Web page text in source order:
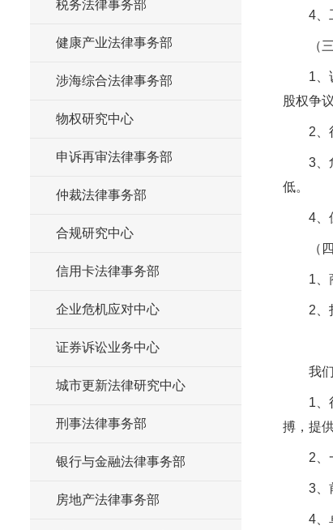
税务法律事务部
健康产业法律事务部
涉海综合法律事务部
物权研究中心
申诉再审法律事务部
仲裁法律事务部
合规研究中心
信用卡法律事务部
企业危机应对中心
证券诉讼业务中心
城市更新法律研究中心
刑事法律事务部
银行与金融法律事务部
房地产法律事务部
4、
（
1、
股权争
2、
3、
低。
4、
（
1、
2、
我
1、
搏，提
2、
3、
4、